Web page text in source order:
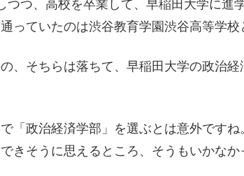
つつ、高校を卒業して、早稲田大学に
っていたのは渋谷教育学園渋谷高等学校
、そちらは落ちて、早稲田大学の政治
「政治経済学部」を選ぶとは意外です
きそうに思えるところ、そうもいかなか